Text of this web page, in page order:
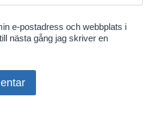
e-postadress och webbplats i
nästa gång jag skriver en